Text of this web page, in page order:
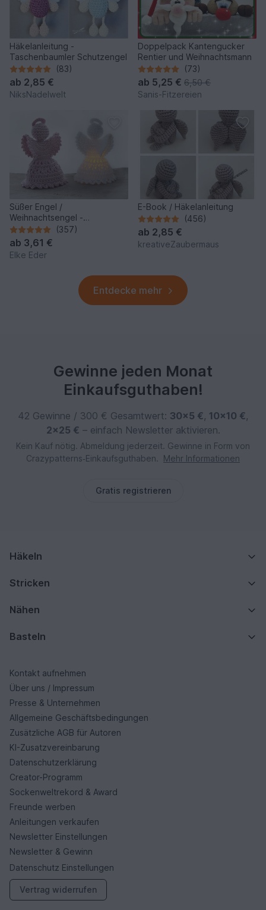
Häkelanleitung -
Taschenbaumler Schutzengel
(83)
ab 2,85 €
NiksNadelwelt
Doppelpack Kantengucker
Rentier und Weihnachtsmann
(73)
ab 5,25 € 6,50 €
Sanis-Fitzereien
Süßer Engel /
Weihnachtsengel -
Tischdeko, Baumschmuck -
Häkelanleitung
(357)
ab 3,61 €
Elke Eder
E-Book / Häkelanleitung
(456)
ab 2,85 €
kreativeZaubermaus
Entdecke mehr
Gewinne jeden Monat
Einkaufsguthaben!
42 Gewinne / 300 € Gesamtwert: 30×5 €, 10×10 €,
2×25 € – einfach Newsletter aktivieren.
Kein Kauf nötig. Abmeldung jederzeit. Gewinne in Form von
Crazypatterns‑Einkaufsguthaben.
Mehr Informationen
Gratis registrieren
Häkeln
Stricken
Nähen
Basteln
Kontakt aufnehmen
Über uns / Impressum
Presse & Unternehmen
Allgemeine Geschäftsbedingungen
Zusätzliche AGB für Autoren
KI-Zusatzvereinbarung
Datenschutzerklärung
Creator-Programm
Sockenweltrekord & Award
Freunde werben
Anleitungen verkaufen
Newsletter Einstellungen
Newsletter & Gewinn
Datenschutz Einstellungen
Vertrag widerrufen